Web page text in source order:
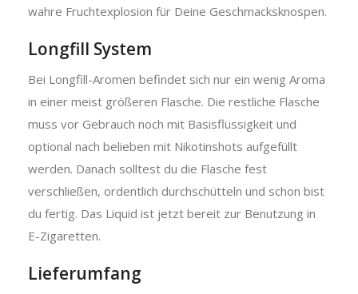
wahre Fruchtexplosion für Deine Geschmacksknospen.
Longfill System
Bei Longfill-Aromen befindet sich nur ein wenig Aroma
in einer meist größeren Flasche. Die restliche Flasche
muss vor Gebrauch noch mit Basisflüssigkeit und
optional nach belieben mit Nikotinshots aufgefüllt
werden. Danach solltest du die Flasche fest
verschließen, ordentlich durchschütteln und schon bist
du fertig. Das Liquid ist jetzt bereit zur Benutzung in
E-Zigaretten.
Lieferumfang